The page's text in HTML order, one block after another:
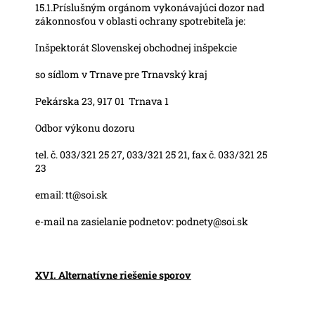
15.1.Príslušným orgánom vykonávajúci dozor nad
zákonnosťou v oblasti ochrany spotrebiteľa je:
Inšpektorát Slovenskej obchodnej inšpekcie
so sídlom v Trnave pre Trnavský kraj
Pekárska 23, 917 01 Trnava 1
Odbor výkonu dozoru
tel. č. 033/321 25 27, 033/321 25 21, fax č. 033/321 25
23
email: tt@soi.sk
e-mail na zasielanie podnetov: podnety@soi.sk
XVI. Alternatívne riešenie sporov